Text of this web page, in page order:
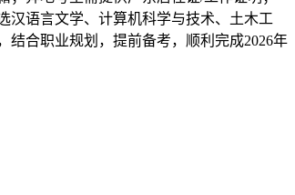
汉语言文学、计算机科学与技术、土木工
合职业规划，提前备考，顺利完成2026年